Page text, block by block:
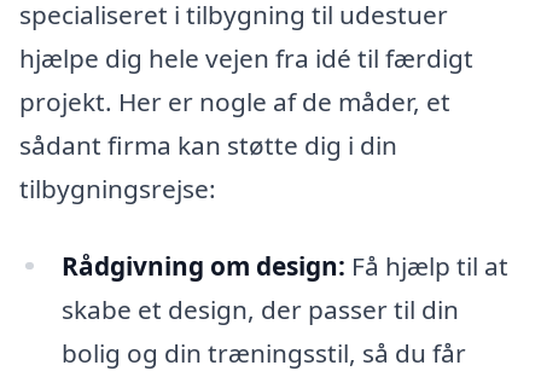
specialiseret i tilbygning til udestuer
hjælpe dig hele vejen fra idé til færdigt
projekt. Her er nogle af de måder, et
sådant firma kan støtte dig i din
tilbygningsrejse:
Rådgivning om design: Få hjælp til at
skabe et design, der passer til din
bolig og din træningsstil, så du får